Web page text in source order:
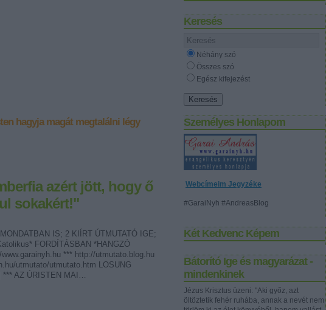
Keresés
Néhány szó
Összes szó
Egész kifejezést
Személyes Honlapom
Webcímeim Jegyzéke
#GaraiNyh #AndreasBlog
Két Kedvenc Képem
Bátorító Ige és magyarázat -
mindenkinek
Jézus Krisztus üzeni: "Aki győz, azt
öltöztetik fehér ruhába, annak a nevét nem
hagyja magát megtalálni légy
azért jött, hogy ő
sokakért!"
IS; 2 KIÍRT ÚTMUTATÓ IGE;
FORDÍTÁSBAN *HANGZÓ
*** http://utmutato.blog.hu
utmutato/utmutato.htm LOSUNG
*** AZ ÚRISTEN MAI…